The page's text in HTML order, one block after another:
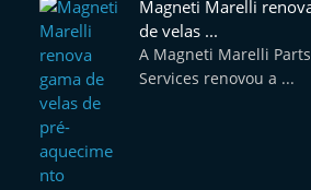
Magneti Marelli
de velas ...
A Magneti Marelli
Services renovou a ...